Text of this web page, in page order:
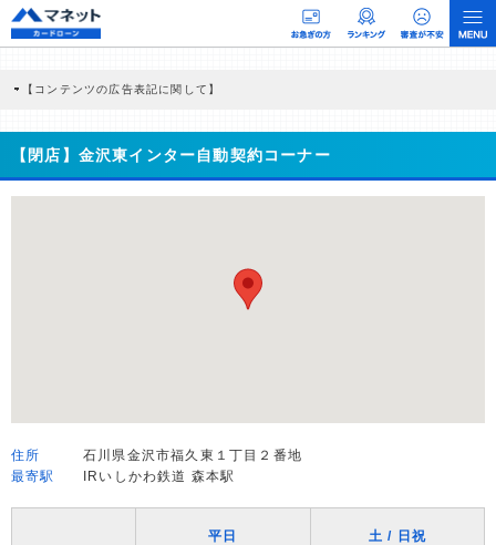
【コンテンツの広告表記に関して】
商品を根拠なくPRするものではなく、当編集部の調査／ユーザーへの口コミ収集な
どに基づき、公平性を担保した情報提供を行っています。
>提携企業一覧
【閉店】金沢東インター自動契約コーナー
住所
石川県金沢市福久東１丁目２番地
最寄駅
IRいしかわ鉄道 森本駅
平日 土 / 日祝